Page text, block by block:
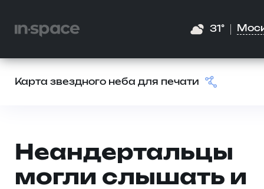
31°
Карта звездного неба для печати
Неандертальцы
могли слышать и